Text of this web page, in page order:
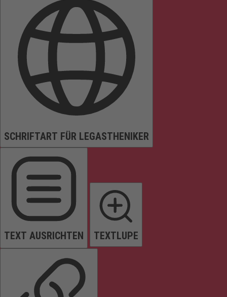
SCHRIFTART FÜR LEGASTHENIKER
TEXT AUSRICHTEN TEXTLUPE